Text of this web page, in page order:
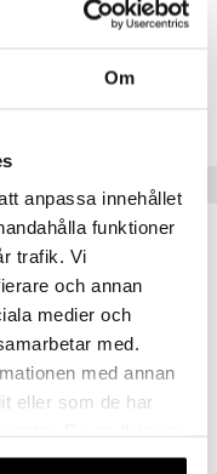
Om
anpassa innehållet
funktioner
trafik. Vi
och annan
medier och
med.
med annan
eller som de har
av vår webbplats.